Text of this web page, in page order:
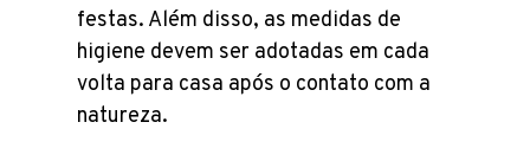
festas. Além disso, as medidas de
higiene devem ser adotadas em cada
volta para casa após o contato com a
natureza.